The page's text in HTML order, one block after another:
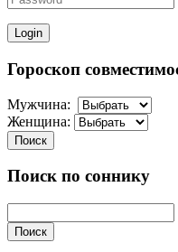
Гороскоп
Мужчина:
Женщина:
Поиск
Поиск по соннику
Поиск